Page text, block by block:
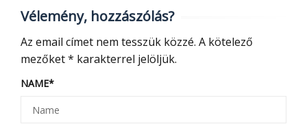
Vélemény, hozzászólás?
Az email címet nem tesszük közzé. A kötelező
mezőket* karakterrel jelöljük.
NAME*